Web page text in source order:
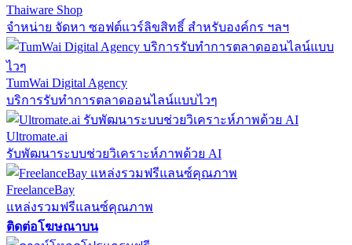
Thaiware Shop
จำหน่าย จัดหา ซอฟต์แวร์ลิขสิทธิ์ สำหรับองค์กร ฯลฯ
TumWai Digital Agency
บริการรับทำการตลาดออนไลน์แบบไวๆ
Ultromate.ai
รับพัฒนาระบบช่วยวิเคราะห์ภาพด้วย AI
FreelanceBay
แหล่งรวมฟรีแลนซ์คุณภาพ
ติดต่อโฆษณาบน